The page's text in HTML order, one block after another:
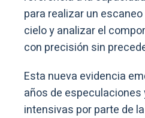
para realizar un
cielo y analizar el
con precisión sin
Esta nueva evidencia
años de especulaciones
intensivas por parte de